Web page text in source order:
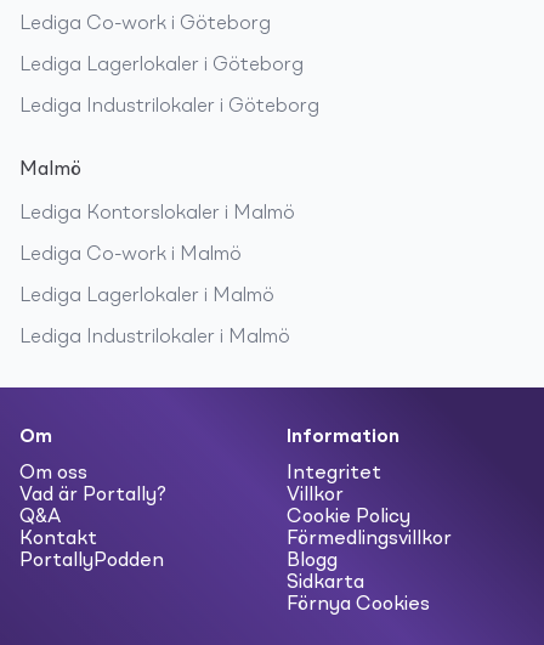
Lediga Co-work i Göteborg
Lediga Lagerlokaler i Göteborg
Lediga Industrilokaler i Göteborg
Malmö
Lediga Kontorslokaler i Malmö
Lediga Co-work i Malmö
Lediga Lagerlokaler i Malmö
Lediga Industrilokaler i Malmö
Om
Om oss
Vad är Portally?
Q&A
Kontakt
PortallyPodden
Information
Integritet
Villkor
Cookie Policy
Förmedlingsvillkor
Blogg
Sidkarta
Förnya Cookies